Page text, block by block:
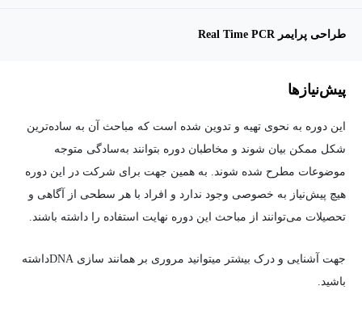
طراحی پرایمر Real Time PCR
پیش‌نیاز‌ها
این دوره به نحوی تهیه و تدوین شده است که مباحث آن به ساده‌ترین
شکل ممکن بیان شوند و مخاطبان دوره بتوانند به‌سادگی متوجه
موضوعات مطرح شده شوند. به همین جهت برای شرکت در این دوره
هیچ پیش‌نیاز به خصوصی وجود ندارد و افراد با هر سطحی از آگاهی و
تحصیلات می‌توانند از مباحث این دوره نهایت استفاده را داشته باشند.
جهت آشنایی و درک بیشتر میتوانید مروری بر همانند سازی DNAداشته
باشید.